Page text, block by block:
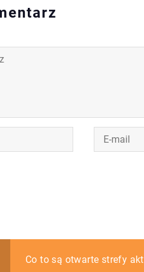
Proste i funkcjonalne –
Co to są otwarte strefy
Wygodna odzież do